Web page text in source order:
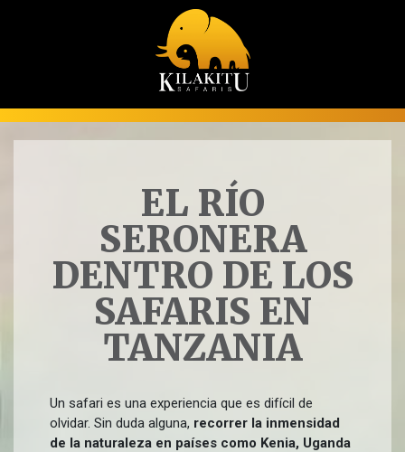
EL RÍO
SERONERA
DENTRO DE LOS
SAFARIS EN
TANZANIA
Un safari es una experiencia que es difícil de
olvidar. Sin duda alguna, recorrer la inmensidad
de la naturaleza en países como Kenia, Uganda